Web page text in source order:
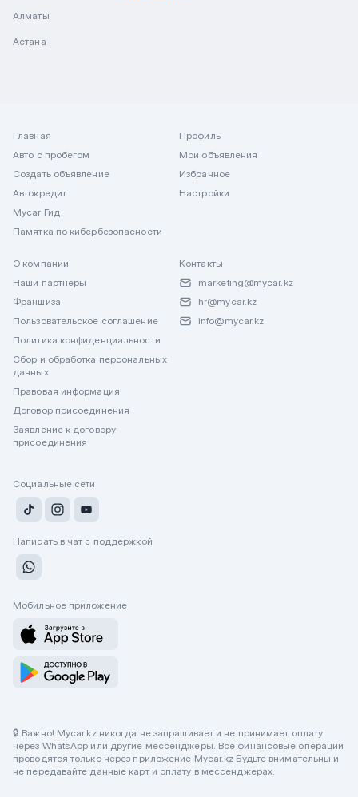
Алматы
Астана
Главная
Авто с пробегом
Создать объявление
Автокредит
Mycar Гид
Памятка по кибербезопасности
Профиль
Мои объявления
Избранное
Настройки
О компании
Наши партнеры
Франшиза
Пользовательское соглашение
Политика конфиденциальности
Сбор и обработка персональных
данных
Правовая информация
Договор присоединения
Заявление к договору
присоединения
Контакты
marketing@mycar.kz
hr@mycar.kz
info@mycar.kz
Социальные сети
Написать в чат с поддержкой
Мобильное приложение
🔒 Важно! Mycar.kz никогда не запрашивает и не принимает оплату
через WhatsApp или другие мессенджеры. Все финансовые операции
проводятся только через приложение Mycar.kz Будьте внимательны и
не передавайте данные карт и оплату в мессенджерах.